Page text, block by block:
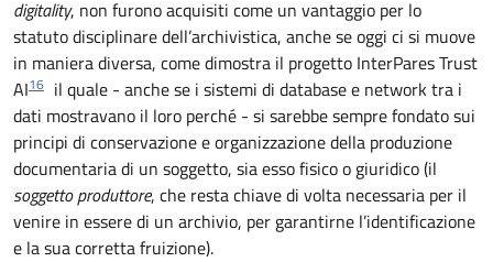
digitality, non furono acquisiti come un vantaggio per lo
statuto disciplinare dell’archivistica, anche se oggi ci si muove
in maniera diversa, come dimostra il progetto InterPares Trust
AI16 il quale - anche se i sistemi di database e network tra i
dati mostravano il loro perché - si sarebbe sempre fondato sui
principi di conservazione e organizzazione della produzione
documentaria di un soggetto, sia esso fisico o giuridico (il
soggetto produttore, che resta chiave di volta necessaria per il
venire in essere di un archivio, per garantirne l’identificazione
e la sua corretta fruizione).